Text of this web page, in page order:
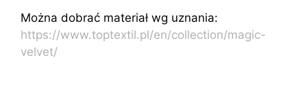
Można dobrać materiał wg uznania:
https://www.toptextil.pl/en/collection/magic-
velvet/